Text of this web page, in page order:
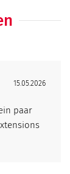
15.05.2026
paar